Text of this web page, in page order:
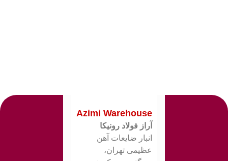
Azimi Warehouse
آراز فولاد رونیکا
انبار ضایعات آهن
عظیمی تهران،